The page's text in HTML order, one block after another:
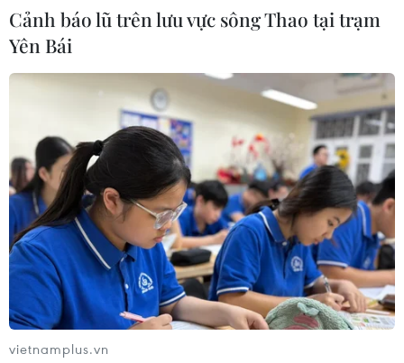
Cảnh báo lũ trên lưu vực sông Thao tại trạm
Yên Bái
vietnamplus.vn